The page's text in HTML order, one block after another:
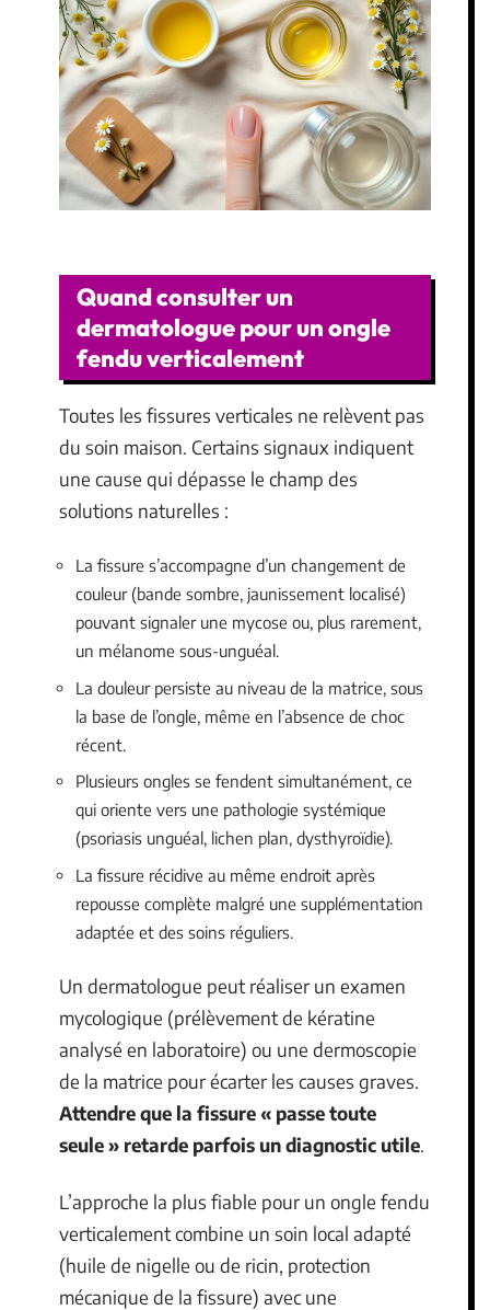
Quand consulter un
dermatologue pour un ongle
fendu verticalement
Toutes les fissures verticales ne relèvent pas
du soin maison. Certains signaux indiquent
une cause qui dépasse le champ des
solutions naturelles :
La fissure s’accompagne d’un changement de
couleur (bande sombre, jaunissement localisé)
pouvant signaler une mycose ou, plus rarement,
un mélanome sous-unguéal.
La douleur persiste au niveau de la matrice, sous
la base de l’ongle, même en l’absence de choc
récent.
Plusieurs ongles se fendent simultanément, ce
qui oriente vers une pathologie systémique
(psoriasis unguéal, lichen plan, dysthyroïdie).
La fissure récidive au même endroit après
repousse complète malgré une supplémentation
adaptée et des soins réguliers.
Un dermatologue peut réaliser un examen
mycologique (prélèvement de kératine
analysé en laboratoire) ou une dermoscopie
de la matrice pour écarter les causes graves.
Attendre que la fissure « passe toute
seule » retarde parfois un diagnostic utile.
L’approche la plus fiable pour un ongle fendu
verticalement combine un soin local adapté
(huile de nigelle ou de ricin, protection
mécanique de la fissure) avec une